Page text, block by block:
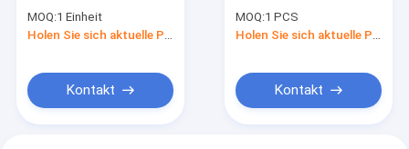
Schleppwagen 40
Tonnen
MOQ:1 Einheit
Kontakt
811W25101-6001
811W25101-6002
MOQ:1 PCS
Kontakt